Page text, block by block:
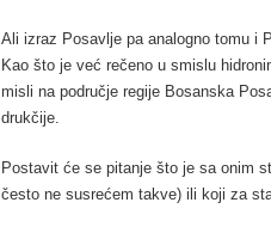
Ali izraz Posavlje pa analogno tomu i
Kao što je već rečeno u smislu
misli na područje regije Bosanska
drukčije.
Postavit će se pitanje što je sa onim
često ne susrećem takve) ili koji za